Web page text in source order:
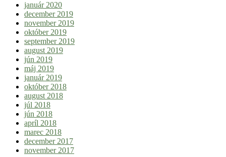
január 2020
december 2019
november 2019
október 2019
september 2019
august 2019
jún 2019
máj 2019
január 2019
október 2018
august 2018
júl 2018
jún 2018
apríl 2018
marec 2018
december 2017
november 2017